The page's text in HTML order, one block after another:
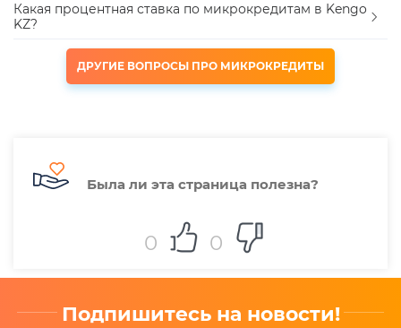
Какая процентная ставка по микрокредитам в Kengo
KZ?
ДРУГИЕ ВОПРОСЫ ПРО МИКРОКРЕДИТЫ
Была ли эта страница полезна?
0 0
Подпишитесь на новости!